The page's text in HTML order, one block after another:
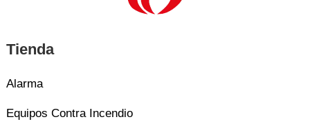
Tienda
Alarma
Equipos Contra Incendio